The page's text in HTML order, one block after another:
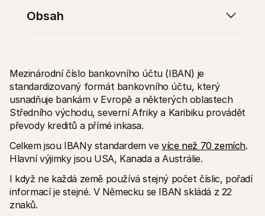
Technické zdroje
Portál pro vývojáře
Objevte vývojářské zdroje a update
Knihovny
Integrujte Mollie pomocí připravených knihoven
Komunita na Discordu
Připojte se k naší komunitě vývojářů
Ceník
Podívejte se na naše ceny
O nás
Mezinárodní číslo bankovního účtu (IBAN) je
standardizovaný formát bankovního účtu, který
usnadňuje bankám v Evropě a některých oblastech
Středního východu, severní Afriky a Karibiku provádět
převody kreditů a přímé inkasa.
Celkem jsou IBANy standardem ve více než 70 zemích.
Hlavní výjimky jsou USA, Kanada a Austrálie.
I když ne každá země používá stejný počet číslic, pořadí
informací je stejné. V Německu se IBAN skládá z 22
znaků.
Obsah